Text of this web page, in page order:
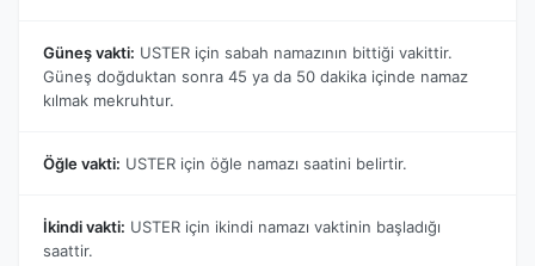
Güneş vakti: USTER için sabah namazının bittiği vakittir.
Güneş doğduktan sonra 45 ya da 50 dakika içinde namaz
kılmak mekruhtur.
Öğle vakti: USTER için öğle namazı saatini belirtir.
İkindi vakti: USTER için ikindi namazı vaktinin başladığı
saattir.